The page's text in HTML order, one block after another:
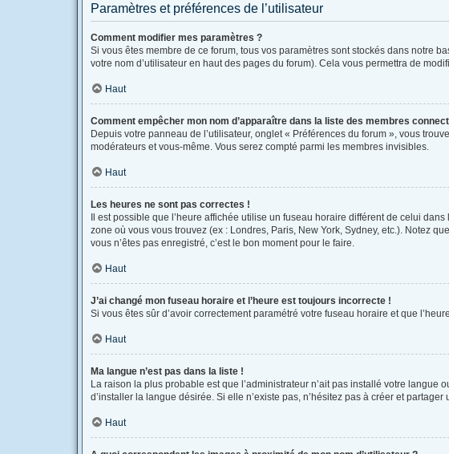
Paramètres et préférences de l’utilisateur
Comment modifier mes paramètres ?
Si vous êtes membre de ce forum, tous vos paramètres sont stockés dans notre
votre nom d’utilisateur en haut des pages du forum). Cela vous permettra de
Haut
Comment empêcher mon nom d’apparaître dans la liste des membres
Depuis votre panneau de l’utilisateur, onglet « Préférences du forum », vous
modérateurs et vous-même. Vous serez compté parmi les membres invisibles.
Haut
Les heures ne sont pas correctes !
Il est possible que l’heure affichée utilise un fuseau horaire différent de celui
zone où vous vous trouvez (ex : Londres, Paris, New York, Sydney, etc.). Notez
vous n’êtes pas enregistré, c’est le bon moment pour le faire.
Haut
J’ai changé mon fuseau horaire et l’heure est toujours incorrecte !
Si vous êtes sûr d’avoir correctement paramétré votre fuseau horaire et que
Haut
Ma langue n’est pas dans la liste !
La raison la plus probable est que l’administrateur n’ait pas installé votre
d’installer la langue désirée. Si elle n’existe pas, n’hésitez pas à créer et
Haut